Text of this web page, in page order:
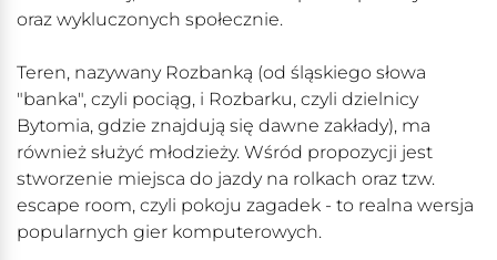
oraz wykluczonych społecznie.
Teren, nazywany Rozbanką (od śląskiego słowa
"banka", czyli pociąg, i Rozbarku, czyli dzielnicy
Bytomia, gdzie znajdują się dawne zakłady), ma
również służyć młodzieży. Wśród propozycji jest
stworzenie miejsca do jazdy na rolkach oraz tzw.
escape room, czyli pokoju zagadek - to realna wersja
popularnych gier komputerowych.